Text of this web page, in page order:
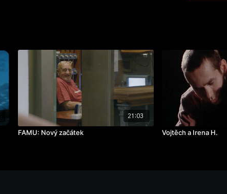
21:03
FAMU: Nový začátek Vojtěch a Irena H.